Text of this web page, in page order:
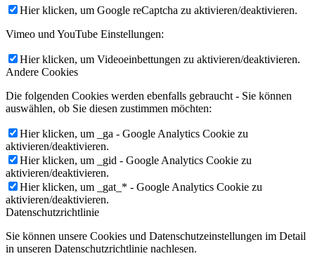
Hier klicken, um Google reCaptcha zu aktivieren/deaktivieren.
Vimeo und YouTube Einstellungen:
Hier klicken, um Videoeinbettungen zu aktivieren/deaktivieren.
Andere Cookies
Die folgenden Cookies werden ebenfalls gebraucht - Sie können
auswählen, ob Sie diesen zustimmen möchten:
Hier klicken, um _ga - Google Analytics Cookie zu
aktivieren/deaktivieren.
Hier klicken, um _gid - Google Analytics Cookie zu
aktivieren/deaktivieren.
Hier klicken, um _gat_* - Google Analytics Cookie zu
aktivieren/deaktivieren.
Datenschutzrichtlinie
Sie können unsere Cookies und Datenschutzeinstellungen im Detail
in unseren Datenschutzrichtlinie nachlesen.